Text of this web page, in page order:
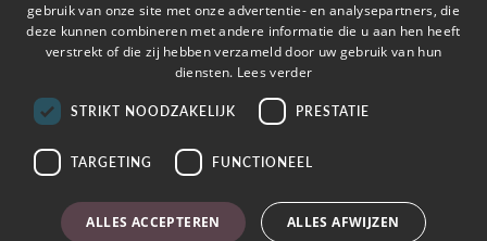
Wie zijn wij?
Onze winkels
Online betalen met
Verzonden met
gebruik van onze site met onze advertentie- en analysepartners, die
deze kunnen combineren met andere informatie die u aan hen heeft
verstrekt of die zij hebben verzameld door uw gebruik van hun
diensten. Lees verder
STRIKT NOODZAKELIJK PRESTATIE
TARGETING FUNCTIONEEL
ALLES ACCEPTEREN ALLES AFWIJZEN